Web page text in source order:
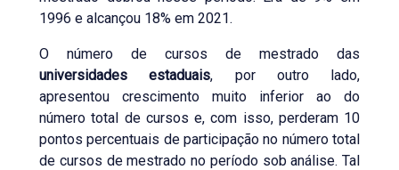
1996 e alcançou 18% em 2021.
O número de cursos de mestrado das
universidades estaduais, por outro lado,
apresentou crescimento muito inferior ao do
número total de cursos e, com isso, perderam 10
pontos percentuais de participação no número total
de cursos de mestrado no período sob análise. Tal